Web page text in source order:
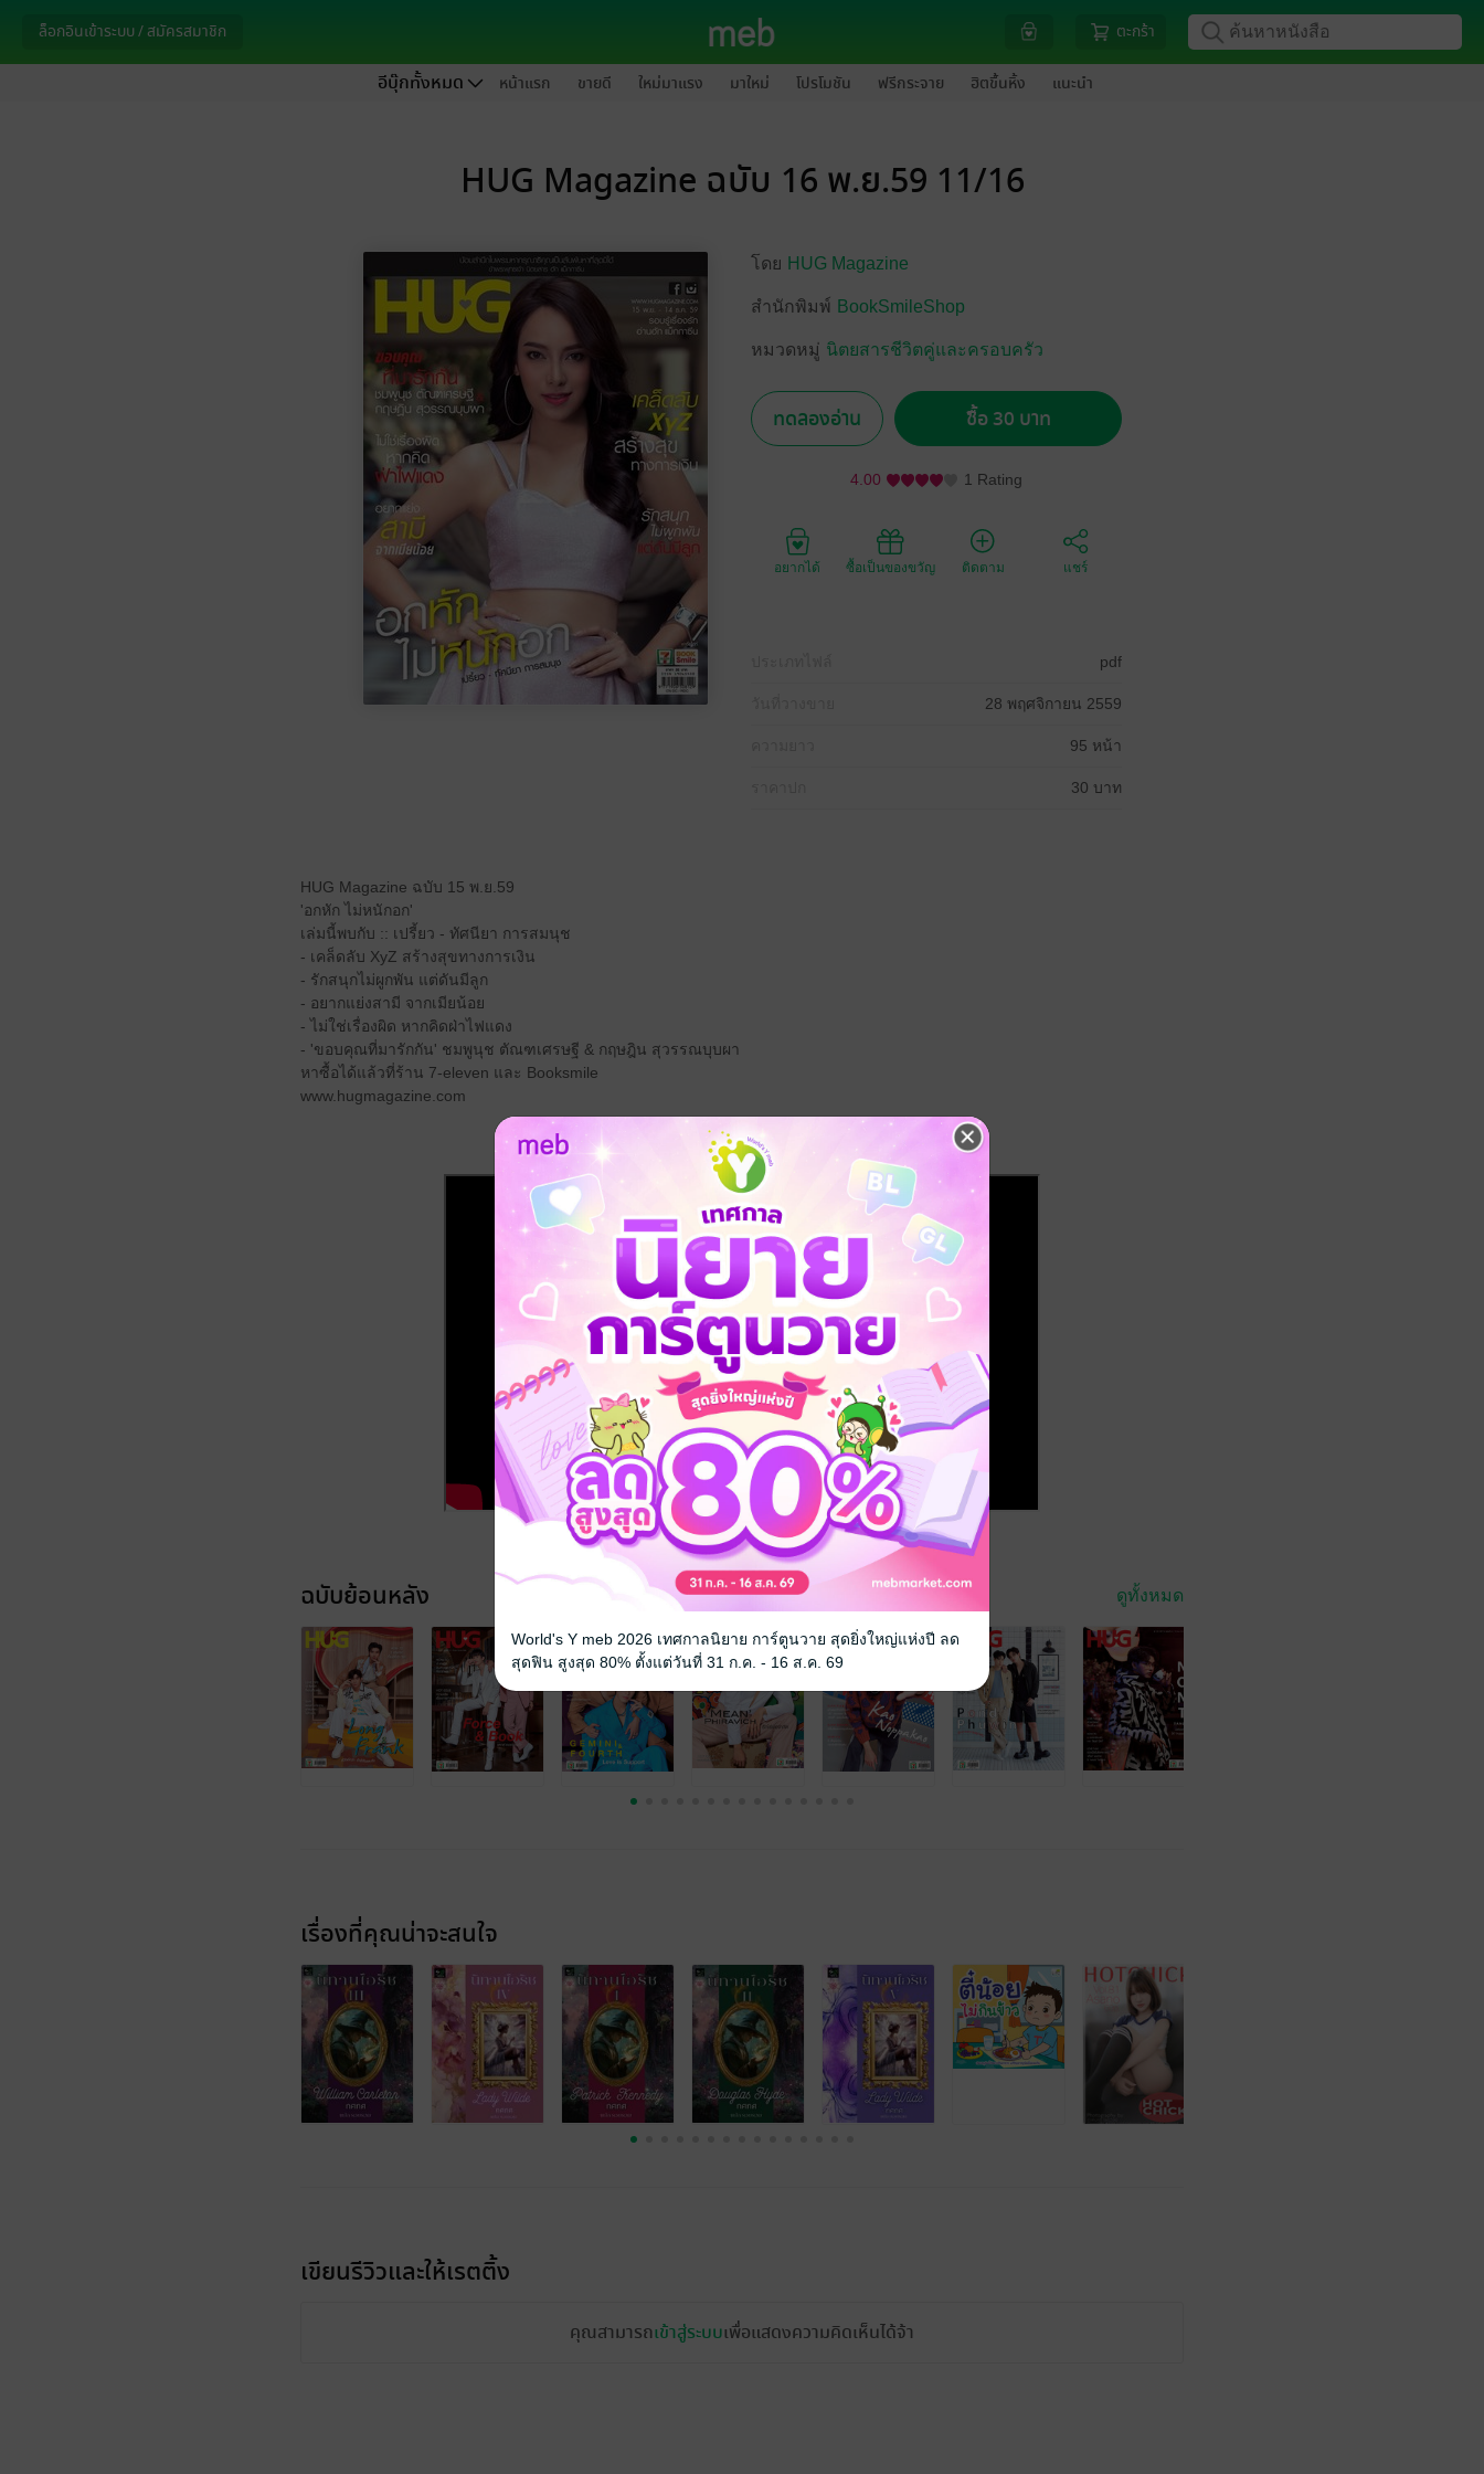
ล็อกอินเข้าระบบ / สมัครสมาชิก ตะกร้า
อีบุ๊กทั้งหมด หน้าแรก ขายดี ใหม่มาแรง มาใหม่ โปรโมชัน ฟรีกระจาย ฮิตขึ้นหิ้ง แนะนำ
HUG Magazine ฉบับ 16 พ.ย.59 11/16
โดย HUG Magazine
สำนักพิมพ์ BookSmileShop
หมวดหมู่ นิตยสารชีวิตคู่และครอบครัว
ทดลองอ่าน ซื้อ 30 บาท
4.00 1 Rating
อยากได้ ซื้อเป็นของขวัญ ติดตาม แชร์
pdf
28 พฤศจิกายน 2559
95 หน้า
30 บาท
HUG Magazine ฉบับ 15 พ.ย.59
'อกหัก ไม่หนักอก'
เล่มนี้พบกับ :: เปรี้ยว - ทัศนียา การสมนุช
- เคล็ดลับ XyZ สร้างสุขทางการเงิน
- รักสนุกไม่ผูกพัน แต่ดันมีลูก
- อยากแย่งสามี จากเมียน้อย
- ไม่ใช่เรื่องผิด หากคิดฝ่าไฟแดง
- 'ขอบคุณที่มารักกัน' ชมพูนุช ตัณฑเศรษฐี & กฤษฎิน สุวรรณบุบผา
หาซื้อได้แล้วที่ร้าน 7-eleven และ Booksmile
www.hugmagazine.com
ฉบับย้อนหลัง ดูทั้งหมด
เรื่องที่คุณน่าจะสนใจ
เขียนรีวิวและให้เรตติ้ง
คุณสามารถเข้าสู่ระบบเพื่อแสดงความคิดเห็นได้จ้า
World's Y meb 2026 เทศกาลนิยาย การ์ตูนวาย สุดยิ่งใหญ่แห่งปี ลด
สุดฟิน สูงสุด 80% ตั้งแต่วันที่ 31 ก.ค. - 16 ส.ค. 69